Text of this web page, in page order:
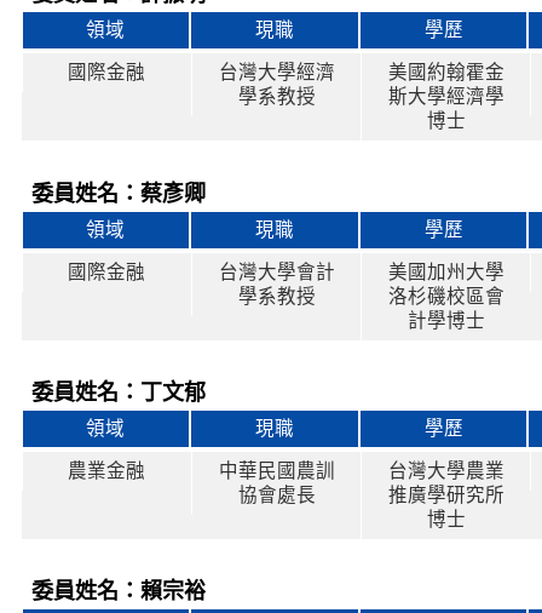
領域 現職 學歷
國際金融
台灣大學經濟
學系教授
美國約翰霍金
斯大學經濟學
博士
委員姓名：蔡彥卿
領域 現職 學歷
國際金融
台灣大學會計
學系教授
美國加州大學
洛杉磯校區會
計學博士
委員姓名：丁文郁
領域 現職 學歷
農業金融
中華民國農訓
協會處長
台灣大學農業
推廣學研究所
博士
委員姓名：賴宗裕